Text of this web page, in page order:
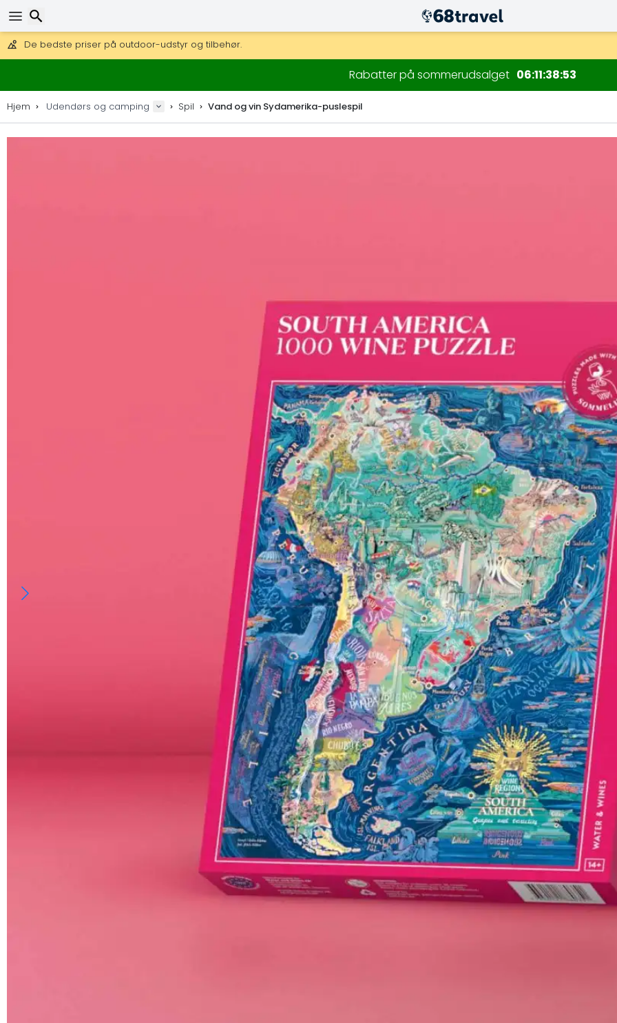
Få fri fragt på ordrer over 1 500 kr.
Rabatter på sommerudsalget 06 11 38 52
Hjem Udendørs og camping Spil Vand og vin Sydamerika-puslespil